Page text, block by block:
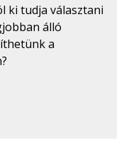
ki tudja választani
álló
a